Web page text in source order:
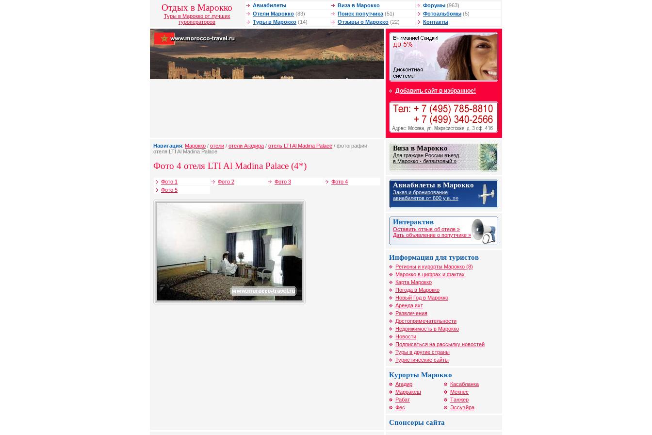
Отдых в Марокко
Туры в Марокко от лучших
туроператоров
Авиабилеты Виза в Марокко Форумы (963)
Отели Марокко (83) Поиск попутчика (51) Фотоальбомы (5)
Туры в Марокко (14) Отзывы о Марокко (22) Контакты
Добавить сайт в избранное!
Навигация: Марокко / отели / отели Агадира / отель LTI Al Madina Palace / фотографии
отеля LTI Al Madina Palace
Фото 4 отеля LTI Al Madina Palace (4*)
Фото 1 Фото 2 Фото 3
Фото 4
Фото 5
Виза в Марокко
Для граждан России въезд
в Марокко - безвизовый »
Авиабилеты в Марокко
Заказ и бронирование
авиабилетов от 600 у.е. »»
Интерактив
Оставить отзыв об отеле »
Дать объявление о попутчике »
Информация для туристов
Регионы и курорты Марокко (8)
Марокко в цифрах и фактах
Карта Марокко
Погода в Марокко
Новый Год в Марокко
Аренда яхт
Развлечения
Достопримечательности
Недвижимость в Марокко
Новости
Подписаться на рассылку новостей
Туры в другие страны
Туристические сайты
Курорты Марокко
Агадир
Марракеш
Рабат
Фес
Касабланка
Мекнес
Танжер
Эссуэйра
Спонсоры сайта